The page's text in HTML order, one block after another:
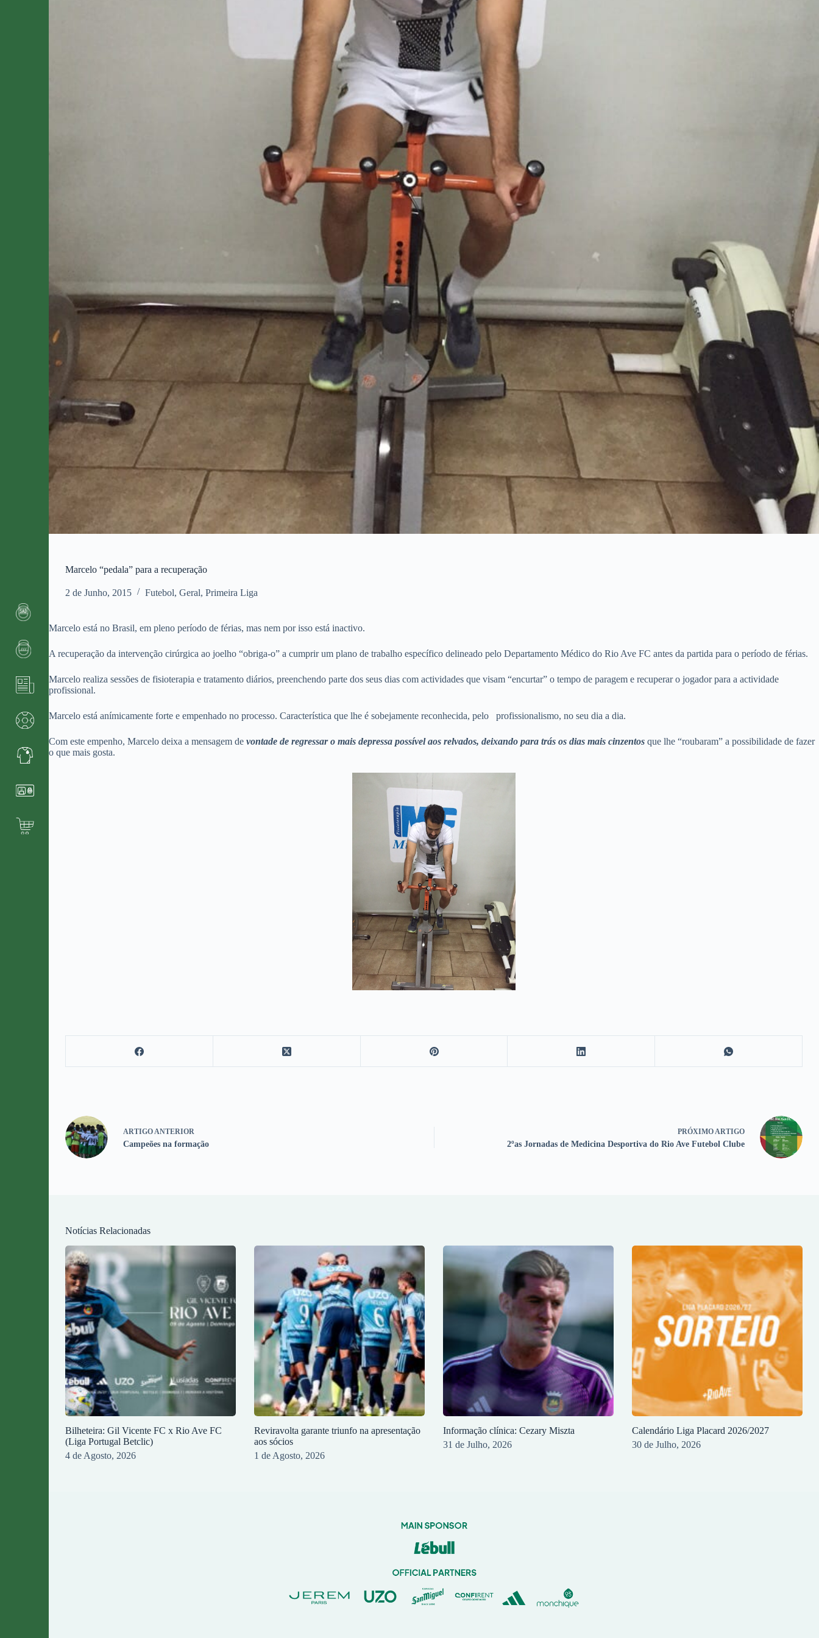
Marcelo “pedala” para a recuperação
2 de Junho, 2015 Futebol,Geral,Primeira Liga
Marcelo está no Brasil, em pleno período de férias, mas nem por isso está inactivo.
A recuperação da intervenção cirúrgica ao joelho “obriga-o” a cumprir um plano de trabalho específico delineado pelo Departamento Médico do Rio Ave FC antes da partida para o período de férias.
Marcelo realiza sessões de fisioterapia e tratamento diários, preenchendo parte dos seus dias com actividades que visam “encurtar” o tempo de paragem e recuperar o jogador para a actividade
profissional.
Marcelo está anímicamente forte e empenhado no processo. Característica que lhe é sobejamente reconhecida, pelo profissionalismo, no seu dia a dia.
Com este empenho, Marcelo deixa a mensagem de vontade de regressar o mais depressa possível aos relvados, deixando para trás os dias mais cinzentos que lhe “roubaram” a possibilidade de fazer
o que mais gosta.
ARTIGOANTERIOR
Campeões na formação
PRÓXIMOARTIGO
2ºas Jornadas de Medicina Desportiva do Rio Ave Futebol Clube
Notícias Relacionadas
Bilheteira: Gil Vicente FC x Rio Ave FC
(Liga Portugal Betclic)
4 de Agosto, 2026
Reviravolta garante triunfo na apresentação
aos sócios
1 de Agosto, 2026
Informação clínica: Cezary Miszta
31 de Julho, 2026
Calendário Liga Placard 2026/2027
30 de Julho, 2026